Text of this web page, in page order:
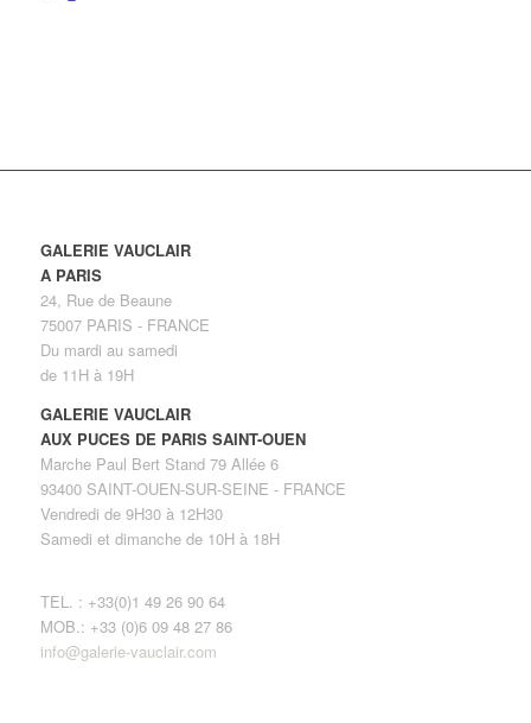
GALERIE VAUCLAIR
A PARIS
24, Rue de Beaune
75007 PARIS - FRANCE
Du mardi au samedi
de 11H à 19H
GALERIE VAUCLAIR
AUX PUCES DE PARIS SAINT-OUEN
Marche Paul Bert Stand 79 Allée 6
93400 SAINT-OUEN-SUR-SEINE - FRANCE
Vendredi de 9H30 à 12H30
Samedi et dimanche de 10H à 18H
TEL. : +33(0)1 49 26 90 64
MOB.: +33 (0)6 09 48 27 86
info@galerie-vauclair.com